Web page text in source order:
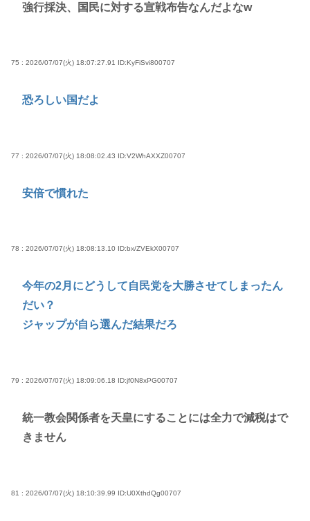
強行採決、国民に対する宣戦布告なんだよなw
75 : 2026/07/07(火) 18:07:27.91 ID:KyFiSvi800707
恐ろしい国だよ
77 : 2026/07/07(火) 18:08:02.43 ID:V2WhAXXZ00707
安倍で慣れた
78 : 2026/07/07(火) 18:08:13.10 ID:bx/ZVEkX00707
今年の2月にどうして自民党を大勝させてしまったん
だい？
ジャップが自ら選んだ結果だろ
79 : 2026/07/07(火) 18:09:06.18 ID:jf0N8xPG00707
統一教会関係者を天皇にすることには全力で減税はで
きません
81 : 2026/07/07(火) 18:10:39.99 ID:U0XthdQg00707